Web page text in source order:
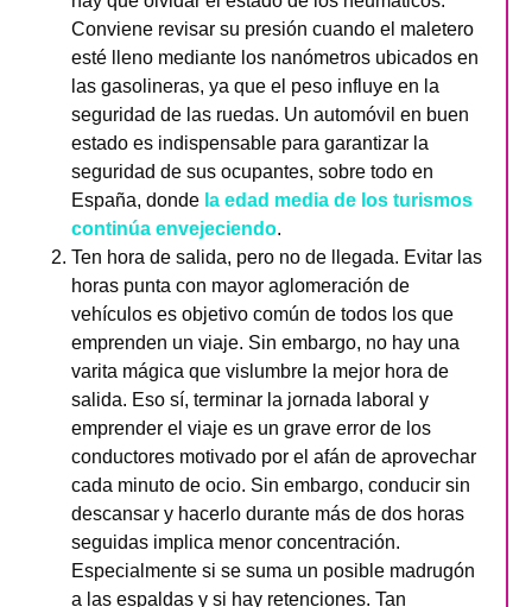
Conviene revisar su presión cuando el maletero
esté lleno mediante los nanómetros ubicados en
las gasolineras, ya que el peso influye en la
seguridad de las ruedas. Un automóvil en buen
estado es indispensable para garantizar la
seguridad de sus ocupantes, sobre todo en
España, donde la edad media de los turismos
continúa envejeciendo.
Ten hora de salida, pero no de llegada. Evitar las
horas punta con mayor aglomeración de
vehículos es objetivo común de todos los que
emprenden un viaje. Sin embargo, no hay una
varita mágica que vislumbre la mejor hora de
salida. Eso sí, terminar la jornada laboral y
emprender el viaje es un grave error de los
conductores motivado por el afán de aprovechar
cada minuto de ocio. Sin embargo, conducir sin
descansar y hacerlo durante más de dos horas
seguidas implica menor concentración.
Especialmente si se suma un posible madrugón
a las espaldas y si hay retenciones. Tan